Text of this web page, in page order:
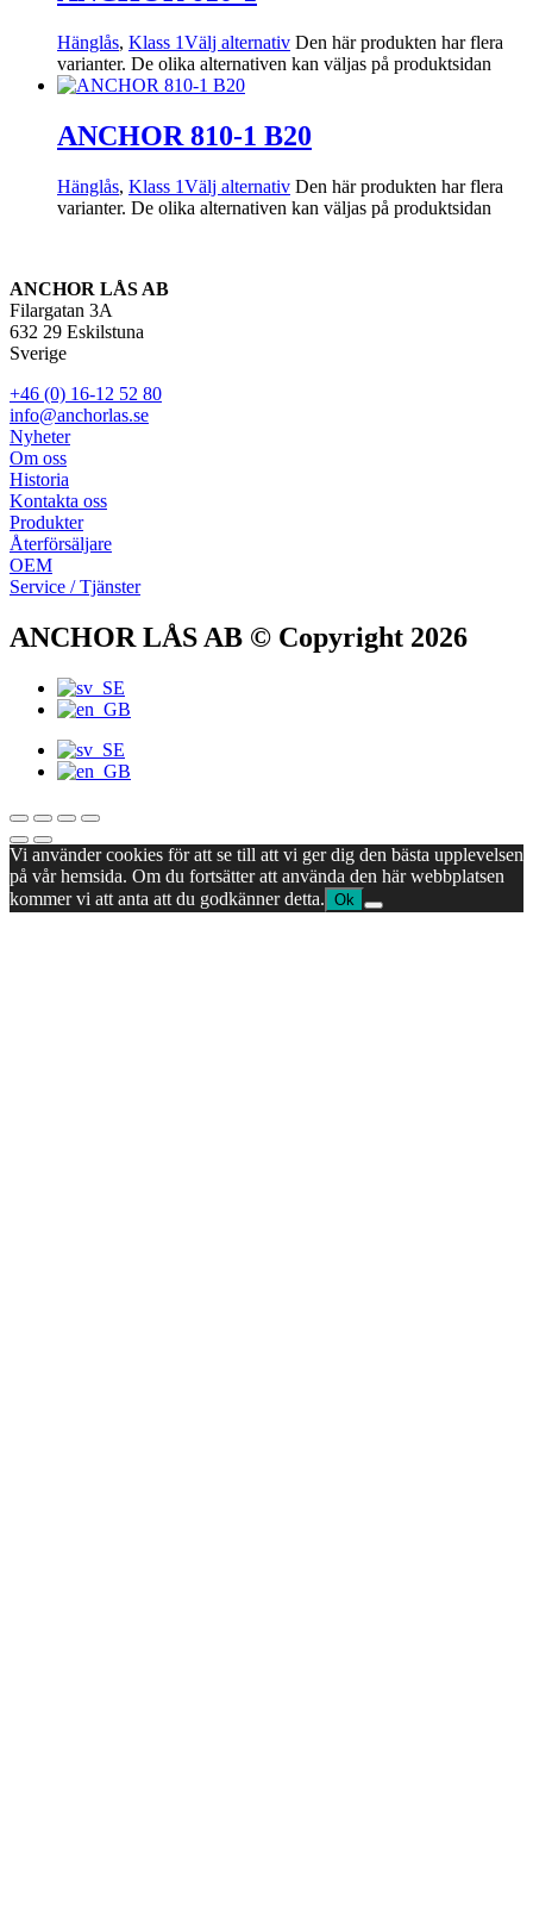
Hänglås, Klass 1Välj alternativ Den här produkten har flera
varianter. De olika alternativen kan väljas på produktsidan
ANCHOR 810-1 B20
Hänglås, Klass 1Välj alternativ Den här produkten har flera
varianter. De olika alternativen kan väljas på produktsidan
ANCHOR LÅS AB
Filargatan 3A
632 29 Eskilstuna
Sverige
+46 (0) 16-12 52 80
info@anchorlas.se
Nyheter
Om oss
Historia
Kontakta oss
Produkter
Återförsäljare
OEM
Service / Tjänster
ANCHOR LÅS AB © Copyright 2026
Vi använder cookies för att se till att vi ger dig den bästa upplevelsen
på vår hemsida. Om du fortsätter att använda den här webbplatsen
kommer vi att anta att du godkänner detta. Ok